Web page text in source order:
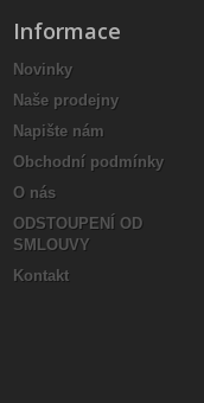
Informace
Novinky
Naše prodejny
Napište nám
Obchodní podmínky
O nás
ODSTOUPENÍ OD
SMLOUVY
Kontakt